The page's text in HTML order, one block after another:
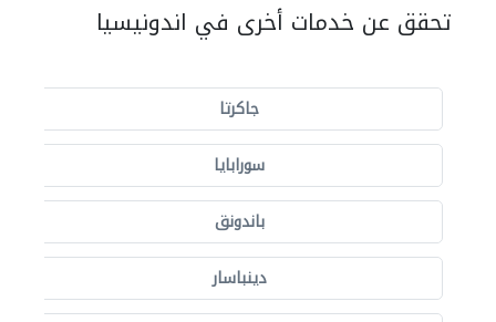
تحقق عن خدمات أخرى في اندونيسيا
جاكرتا
سورابايا
باندونق
دينباسار